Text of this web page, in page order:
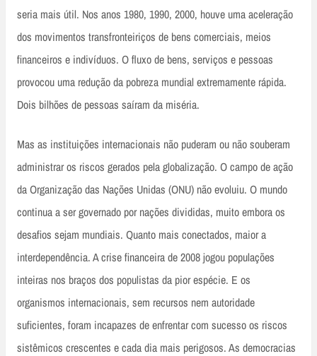
seria mais útil. Nos anos 1980, 1990, 2000, houve uma aceleração
dos movimentos transfronteiriços de bens comerciais, meios
financeiros e indivíduos. O fluxo de bens, serviços e pessoas
provocou uma redução da pobreza mundial extremamente rápida.
Dois bilhões de pessoas saíram da miséria.
Mas as instituições internacionais não puderam ou não souberam
administrar os riscos gerados pela globalização. O campo de ação
da Organização das Nações Unidas (ONU) não evoluiu. O mundo
continua a ser governado por nações divididas, muito embora os
desafios sejam mundiais. Quanto mais conectados, maior a
interdependência. A crise financeira de 2008 jogou populações
inteiras nos braços dos populistas da pior espécie. E os
organismos internacionais, sem recursos nem autoridade
suficientes, foram incapazes de enfrentar com sucesso os riscos
sistêmicos crescentes e cada dia mais perigosos. As democracias